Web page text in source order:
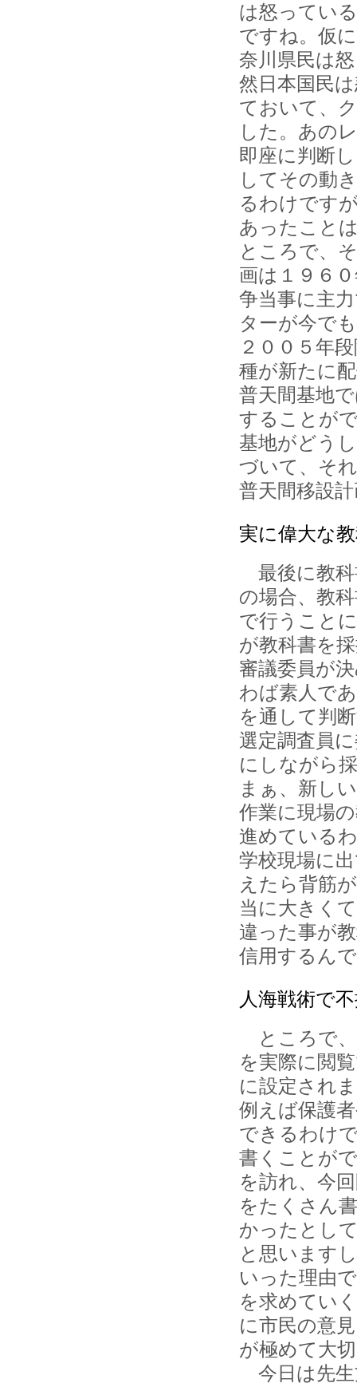
は怒ってい
ですね。仮
奈川県民は
然日本国民
ておいて、
した。あの
即座に判断
してその動
るわけです
あったこと
ところで、
画は１９６
争当事に主
ターが今で
２００５年
種が新たに
普天間基地
することが
基地がどう
づいて、そ
普天間移設
実に偉大な
最後に教科
の場合、教
で行うこと
が教科書を
審議委員が
わば素人で
を通して判
選定調査員
にしながら
まぁ、新し
作業に現場
進めている
学校現場に
えたら背筋
当に大きく
違った事が
信用するん
人海戦術で
ところで、
を実際に閲
に設定され
例えば保護
できるわけ
書くことが
を訪れ、今
をたくさん
かったとし
と思います
いった理由
を求めてい
に市民の意
が極めて大
今日は先生